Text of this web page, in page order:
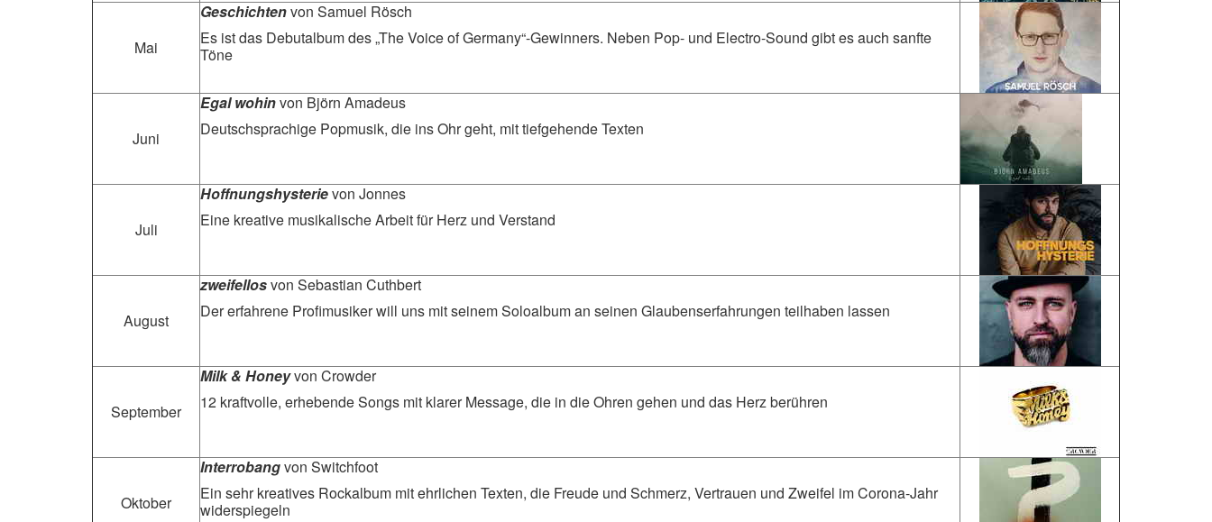
Mai
Geschichtenvon Samuel Rösch
Es ist das Debutalbum des „The Voice of Germany“-Gewinners. Neben Pop- und Electro-Sound gibt es auch sanfte
Töne
Juni
Egal wohinvon Björn Amadeus
Deutschsprachige Popmusik, die ins Ohr geht, mit tiefgehende Texten
Juli
Hoffnungshysterievon Jonnes
Eine kreative musikalische Arbeit für Herz und Verstand
August
zweifellosvon Sebastian Cuthbert
Der erfahrene Profimusiker will uns mit seinem Soloalbum an seinen Glaubenserfahrungen teilhaben lassen
September
Milk & Honeyvon Crowder
12 kraftvolle, erhebende Songs mit klarer Message, die in die Ohren gehen und das Herz berühren
Oktober
Interrobangvon Switchfoot
Ein sehr kreatives Rockalbum mit ehrlichen Texten, die Freude und Schmerz, Vertrauen und Zweifel im Corona-Jahr
widerspiegeln